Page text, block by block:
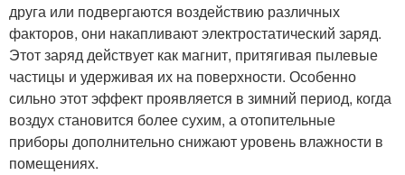
друга или подвергаются воздействию различных
факторов, они накапливают электростатический заряд.
Этот заряд действует как магнит, притягивая пылевые
частицы и удерживая их на поверхности. Особенно
сильно этот эффект проявляется в зимний период, когда
воздух становится более сухим, а отопительные
приборы дополнительно снижают уровень влажности в
помещениях.